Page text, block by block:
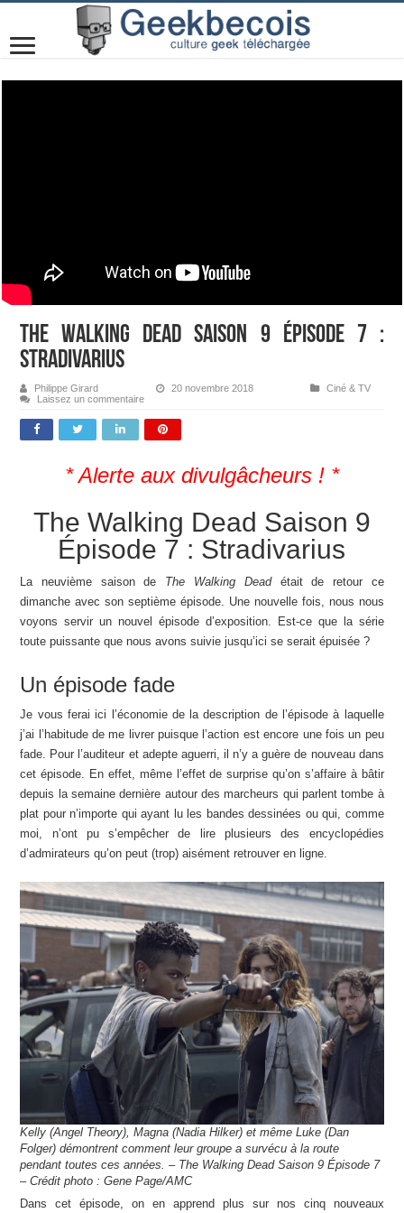
The Walking Dead Saison 9 Épisode 7 :
Stradivarius
Philippe Girard 20 novembre 2018
Ciné & TV
Laissez un commentaire
* Alerte aux divulgâcheurs ! *
The Walking Dead Saison 9
Épisode 7 : Stradivarius
La neuvième saison de The Walking Deadétait de retour ce
dimanche avec son septième épisode. Une nouvelle fois, nous nous
voyons servir un nouvel épisode d’exposition. Est-ce que la série
toute puissante que nous avons suivie jusqu’ici se serait épuisée ?
Un épisode fade
Je vous ferai ici l’économie de la description de l’épisode à laquelle
j’ai l’habitude de me livrer puisque l’action est encore une fois un peu
fade. Pour l’auditeur et adepte aguerri, il n’y a guère de nouveau dans
cet épisode. En effet, même l’effet de surprise qu’on s’affaire à bâtir
depuis la semaine dernière autour des marcheurs qui parlent tombe à
plat pour n’importe qui ayant lu les bandes dessinées ou qui, comme
moi, n’ont pu s’empêcher de lire plusieurs des encyclopédies
d’admirateurs qu’on peut (trop) aisément retrouver en ligne.
Kelly (Angel Theory), Magna (Nadia Hilker) et même Luke (Dan
Folger) démontrent comment leur groupe a survécu à la route
pendant toutes ces années. – The Walking Dead Saison 9 Épisode 7
– Crédit photo : Gene Page/AMC
Dans cet épisode, on en apprend plus sur nos cinq nouveaux